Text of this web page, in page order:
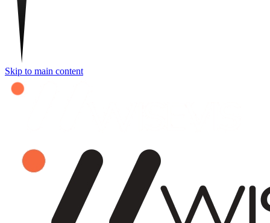
Skip to main content